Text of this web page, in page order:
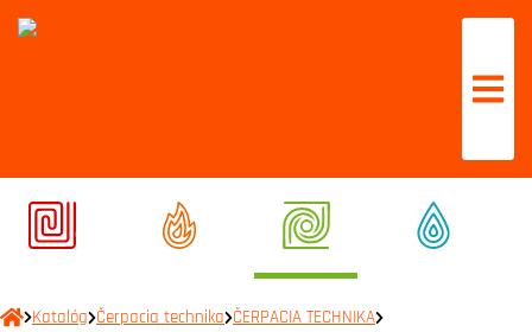
Katalóg Čerpacia technika ČERPACIA TECHNIKA